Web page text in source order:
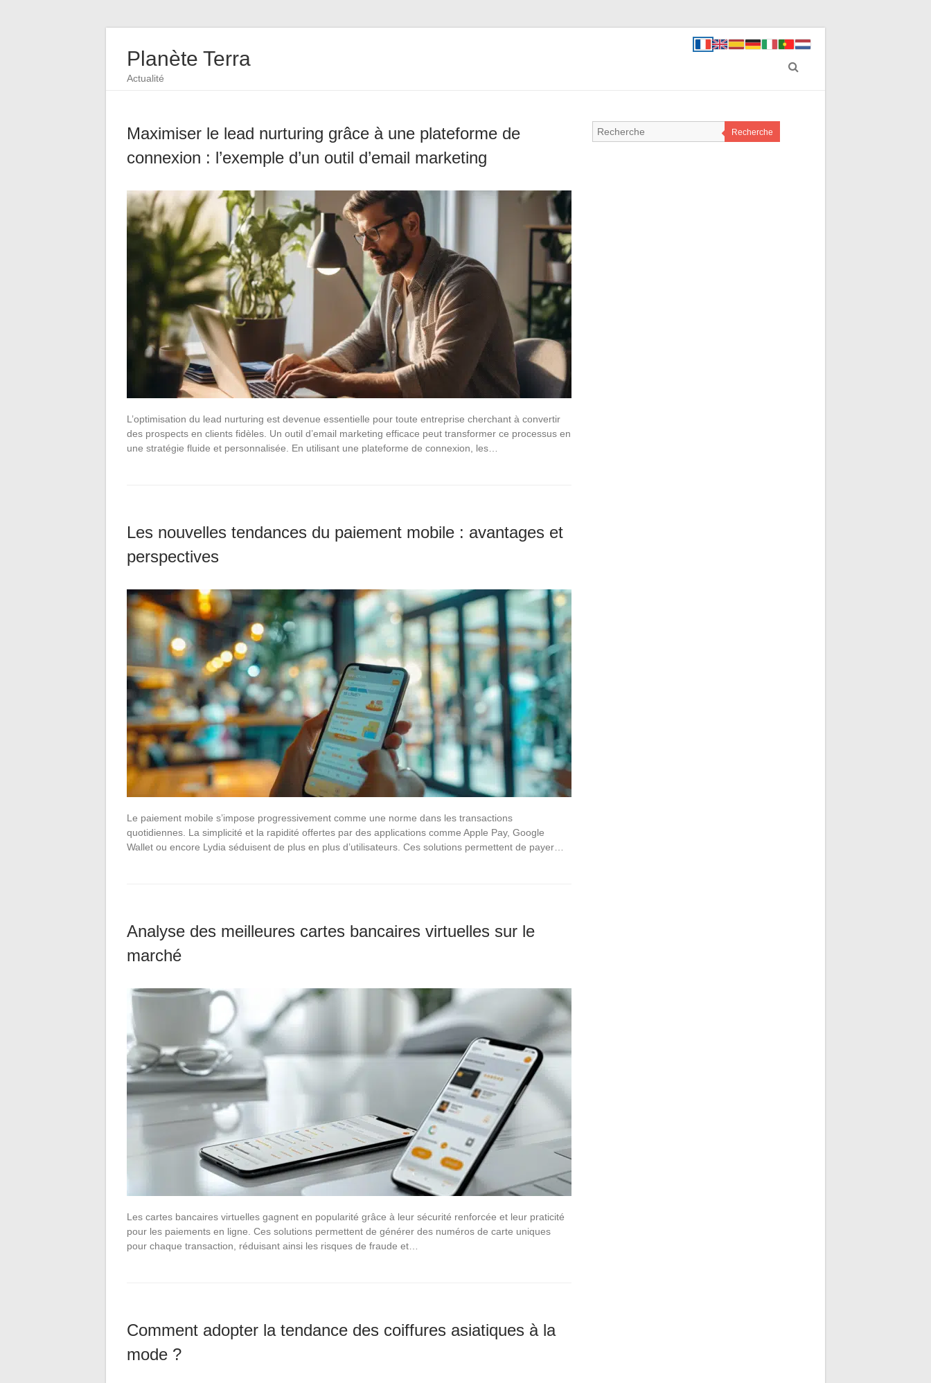
Planète Terra
Actualité
Maximiser le lead nurturing grâce à une plateforme de
connexion : l’exemple d’un outil d’email marketing
L’optimisation du lead nurturing est devenue essentielle pour toute entreprise cherchant à convertir
des prospects en clients fidèles. Un outil d’email marketing efficace peut transformer ce processus en
une stratégie fluide et personnalisée. En utilisant une plateforme de connexion, les…
Les nouvelles tendances du paiement mobile : avantages et
perspectives
Le paiement mobile s’impose progressivement comme une norme dans les transactions
quotidiennes. La simplicité et la rapidité offertes par des applications comme Apple Pay, Google
Wallet ou encore Lydia séduisent de plus en plus d’utilisateurs. Ces solutions permettent de payer…
Analyse des meilleures cartes bancaires virtuelles sur le
marché
Les cartes bancaires virtuelles gagnent en popularité grâce à leur sécurité renforcée et leur praticité
pour les paiements en ligne. Ces solutions permettent de générer des numéros de carte uniques
pour chaque transaction, réduisant ainsi les risques de fraude et…
Comment adopter la tendance des coiffures asiatiques à la
mode ?
Recherche